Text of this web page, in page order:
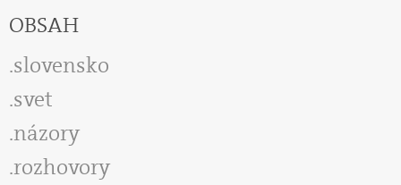
OBSAH
slovensko
svet
názory
rozhovory